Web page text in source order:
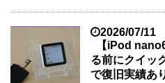
2026/07/11
【iPod
る前にクイッ
で復旧実績あ